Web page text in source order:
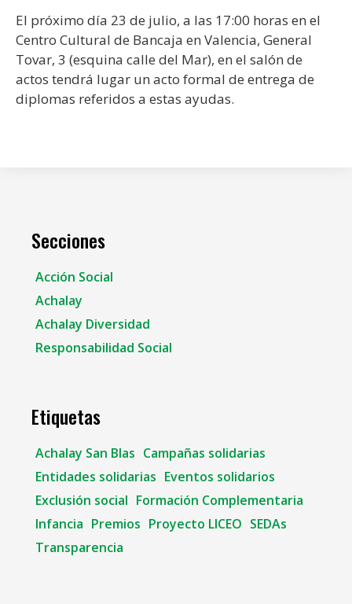
El próximo día 23 de julio, a las 17:00 horas en el
Centro Cultural de Bancaja en Valencia, General
Tovar, 3 (esquina calle del Mar), en el salón de
actos tendrá lugar un acto formal de entrega de
diplomas referidos a estas ayudas.
Secciones
Acción Social
Achalay
Achalay Diversidad
Responsabilidad Social
Etiquetas
Achalay San Blas Campañas solidarias
Entidades solidarias Eventos solidarios
Exclusión social Formación Complementaria
Infancia Premios Proyecto LICEO SEDAs
Transparencia